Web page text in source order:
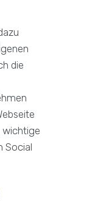
die
wichtige
Social